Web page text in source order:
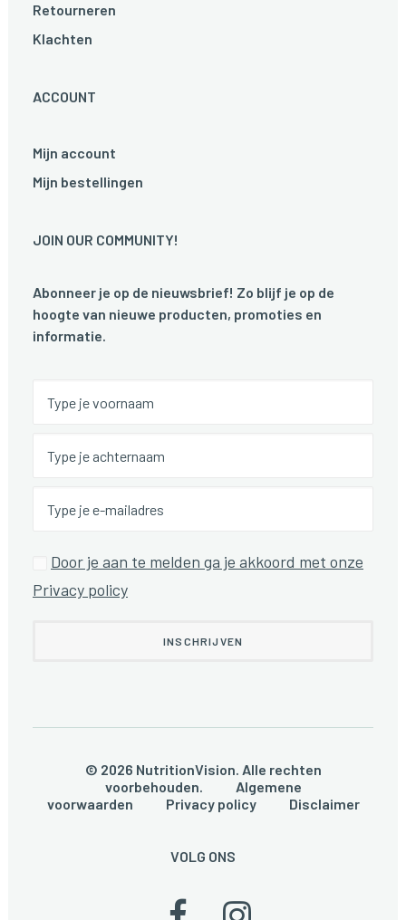
Retourneren
Klachten
ACCOUNT
Mijn account
Mijn bestellingen
JOIN OUR COMMUNITY!
Abonneer je op de nieuwsbrief! Zo blijf je op de
hoogte van nieuwe producten, promoties en
informatie.
Door je aan te melden ga je akkoord met onze
Privacy policy
© 2026 NutritionVision. Alle rechten
voorbehouden. Algemene
voorwaarden
Privacy policy Disclaimer
VOLG ONS